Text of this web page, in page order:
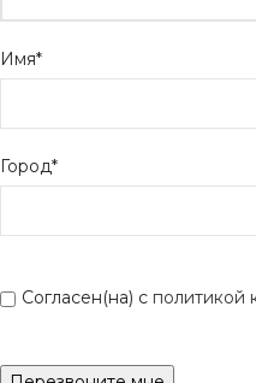
Имя*
Город*
Согласен(на) с политикой